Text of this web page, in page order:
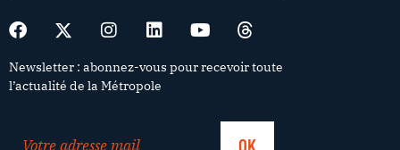
Newsletter : abonnez-vous pour recevoir toute
l’actualité de la Métropole